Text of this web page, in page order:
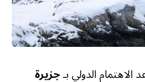
الدولي بـجزيرة